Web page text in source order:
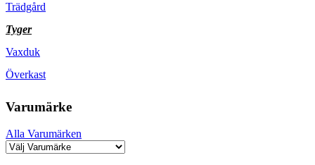
Trädgård
Tyger
Vaxduk
Överkast
Varumärke
Alla Varumärken